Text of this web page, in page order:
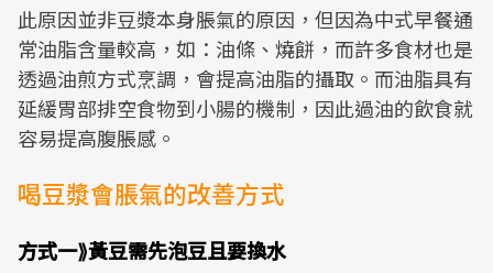
此原因並非豆漿本身脹氣的原因，但因為中式早餐通
常油脂含量較高，如：油條、燒餅，而許多食材也是
透過油煎方式烹調，會提高油脂的攝取。而油脂具有
延緩胃部排空食物到小腸的機制，因此過油的飲食就
容易提高腹脹感。
喝豆漿會脹氣的改善方式
方式一⟫黃豆需先泡豆且要換水